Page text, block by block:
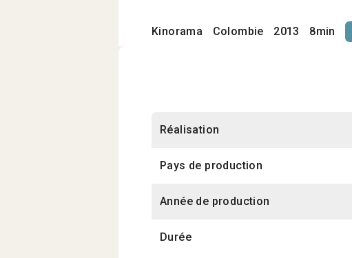
Kinorama Colombie 2013 8min
Réalisation
Pays de production
Année de production
Durée